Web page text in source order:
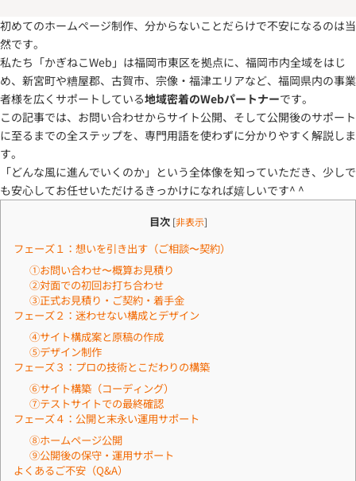
初めてのホームページ制作、分からないことだらけで不安になるのは当
然です。
私たち「かぎねこWeb」は福岡市東区を拠点に、福岡市内全域をはじ
め、新宮町や糟屋郡、古賀市、宗像・福津エリアなど、福岡県内の事業
者様を広くサポートしている地域密着のWebパートナーです。
この記事では、お問い合わせからサイト公開、そして公開後のサポート
に至るまでの全ステップを、専門用語を使わずに分かりやすく解説しま
す。
「どんな風に進んでいくのか」という全体像を知っていただき、少しで
も安心してお任せいただけるきっかけになれば嬉しいです^ ^
目次 [非表示]
フェーズ１：想いを引き出す（ご相談〜契約）
①お問い合わせ〜概算お見積り
②対面での初回お打ち合わせ
③正式お見積り・ご契約・着手金
フェーズ２：迷わせない構成とデザイン
④サイト構成案と原稿の作成
⑤デザイン制作
フェーズ３：プロの技術とこだわりの構築
⑥サイト構築（コーディング）
⑦テストサイトでの最終確認
フェーズ４：公開と末永い運用サポート
⑧ホームページ公開
⑨公開後の保守・運用サポート
よくあるご不安（Q&A）